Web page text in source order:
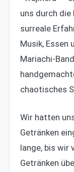
uns durch die
surreale
Musik, Essen
Mariachi-
chaotisches
Wir hatten
Getränken
lange, bis wir
Getränken